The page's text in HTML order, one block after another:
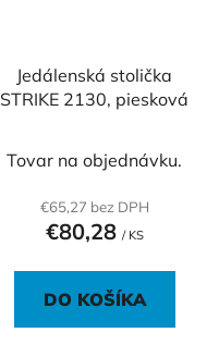
Jedálenská stolička
STRIKE 2130, piesková
Tovar na objednávku.
€65,27 bez DPH
€80,28 / KS
DO KOŠÍKA